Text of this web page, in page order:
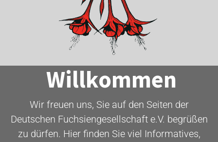
Willkommen
Wir freuen uns, Sie auf den Seiten der
Deutschen Fuchsiengesellschaft e.V. begrüßen
zu dürfen. Hier finden Sie viel Informatives,